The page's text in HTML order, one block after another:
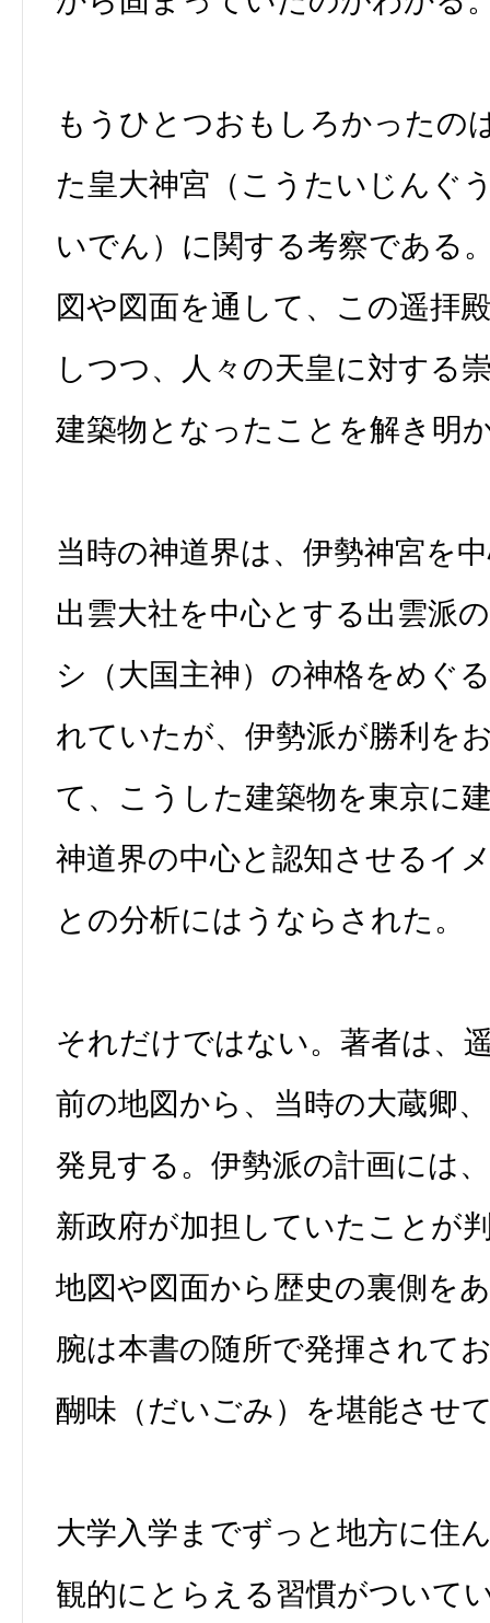
もうひとつおもしろかったの
た皇大神宮（こうたいじんぐ
いでん）に関する考察である
図や図面を通して、この遥拝
しつつ、人々の天皇に対する
建築物となったことを解き明
当時の神道界は、伊勢神宮を
出雲大社を中心とする出雲派
シ（大国主神）の神格をめぐ
れていたが、伊勢派が勝利を
て、こうした建築物を東京に
神道界の中心と認知させるイ
との分析にはうならされた。
それだけではない。著者は、
前の地図から、当時の大蔵卿
発見する。伊勢派の計画には
新政府が加担していたことが
地図や図面から歴史の裏側を
腕は本書の随所で発揮されて
醐味（だいごみ）を堪能させ
大学入学までずっと地方に住
観的にとらえる習慣がついて